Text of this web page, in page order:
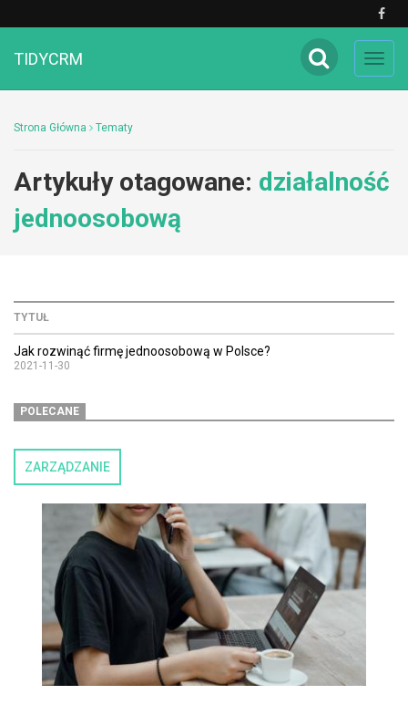
TIDYCRM
Strona Główna Tematy
Artykuły otagowane: działalność
jednoosobową
TYTUŁ
Jak rozwinąć firmę jednoosobową w Polsce?
2021-11-30
POLECANE
ZARZĄDZANIE